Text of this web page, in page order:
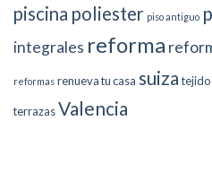
piscina poliester piso antiguo
integrales reforma
reformas renueva tu casa suiza
terrazasValencia